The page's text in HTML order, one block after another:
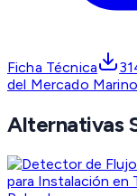
Ficha Técnica
del Mercado Marino
Alternativas